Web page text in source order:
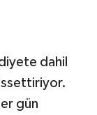
dahil
gün